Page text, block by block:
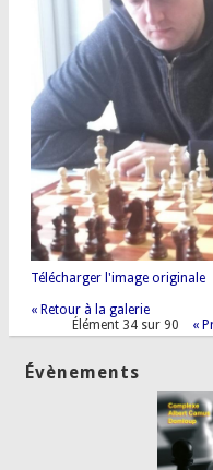
Télécharger l'image originale
« Retour à la galerie
Élément 34 sur 90
«
Évènements